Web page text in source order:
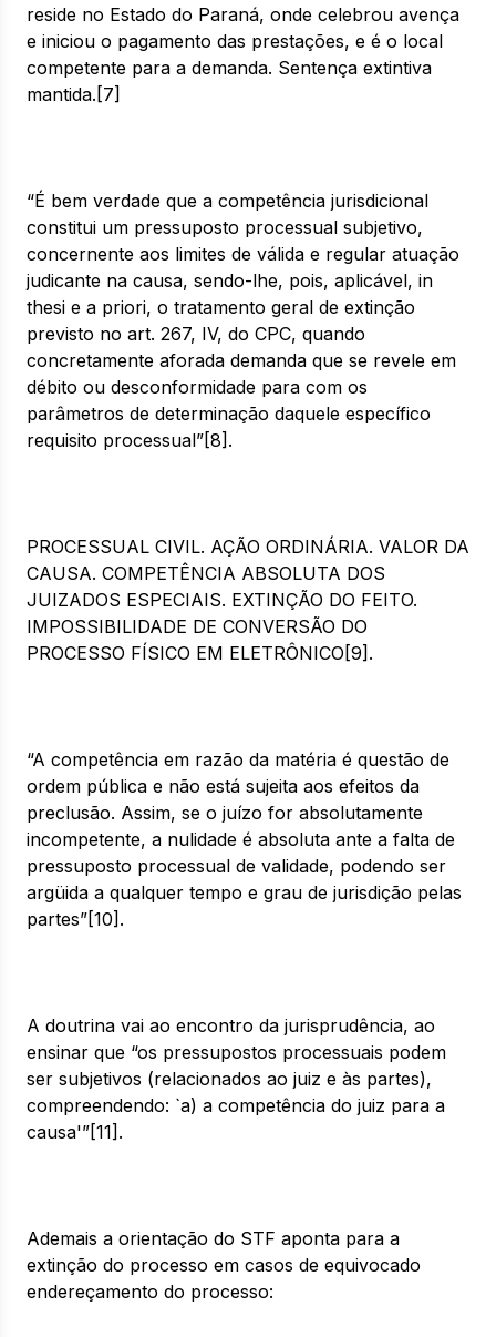
reside no Estado do Paraná, onde celebrou avença
e iniciou o pagamento das prestações, e é o local
competente para a demanda. Sentença extintiva
mantida.[7]
“É bem verdade que a competência jurisdicional
constitui um pressuposto processual subjetivo,
concernente aos limites de válida e regular atuação
judicante na causa, sendo-lhe, pois, aplicável, in
thesi e a priori, o tratamento geral de extinção
previsto no art. 267, IV, do CPC, quando
concretamente aforada demanda que se revele em
débito ou desconformidade para com os
parâmetros de determinação daquele específico
requisito processual”[8].
PROCESSUAL CIVIL. AÇÃO ORDINÁRIA. VALOR DA
CAUSA. COMPETÊNCIA ABSOLUTA DOS
JUIZADOS ESPECIAIS. EXTINÇÃO DO FEITO.
IMPOSSIBILIDADE DE CONVERSÃO DO
PROCESSO FÍSICO EM ELETRÔNICO[9].
“A competência em razão da matéria é questão de
ordem pública e não está sujeita aos efeitos da
preclusão. Assim, se o juízo for absolutamente
incompetente, a nulidade é absoluta ante a falta de
pressuposto processual de validade, podendo ser
argüida a qualquer tempo e grau de jurisdição pelas
partes”[10].
A doutrina vai ao encontro da jurisprudência, ao
ensinar que “os pressupostos processuais podem
ser subjetivos (relacionados ao juiz e às partes),
compreendendo: `a) a competência do juiz para a
causa'”[11].
Ademais a orientação do STF aponta para a
extinção do processo em casos de equivocado
endereçamento do processo: